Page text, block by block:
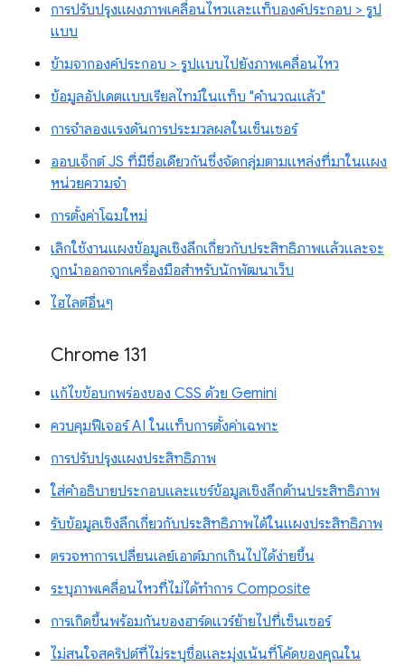
การปรับปรุงแผงภาพเคลื่อนไหวและแท็บองค์ประกอบ > รูป
แบบ
ข้ามจากองค์ประกอบ > รูปแบบไปยังภาพเคลื่อนไหว
ข้อมูลอัปเดตแบบเรียลไทม์ในแท็บ "คำนวณแล้ว"
การจำลองแรงดันการประมวลผลในเซ็นเซอร์
ออบเจ็กต์ JS ที่มีชื่อเดียวกันซึ่งจัดกลุ่มตามแหล่งที่มาในแผง
หน่วยความจำ
การตั้งค่าโฉมใหม่
เลิกใช้งานแผงข้อมูลเชิงลึกเกี่ยวกับประสิทธิภาพแล้วและจะ
ถูกนำออกจากเครื่องมือสำหรับนักพัฒนาเว็บ
ไฮไลต์อื่นๆ
Chrome 131
แก้ไขข้อบกพร่องของ CSS ด้วย Gemini
ควบคุมฟีเจอร์ AI ในแท็บการตั้งค่าเฉพาะ
การปรับปรุงแผงประสิทธิภาพ
ใส่คำอธิบายประกอบและแชร์ข้อมูลเชิงลึกด้านประสิทธิภาพ
รับข้อมูลเชิงลึกเกี่ยวกับประสิทธิภาพได้ในแผงประสิทธิภาพ
ตรวจหาการเปลี่ยนเลย์เอาต์มากเกินไปได้ง่ายขึ้น
ระบุภาพเคลื่อนไหวที่ไม่ได้ทำการ Composite
การเกิดขึ้นพร้อมกันของฮาร์ดแวร์ย้ายไปที่เซ็นเซอร์
ไม่สนใจสคริปต์ที่ไม่ระบุชื่อและมุ่งเน้นที่โค้ดของคุณใน